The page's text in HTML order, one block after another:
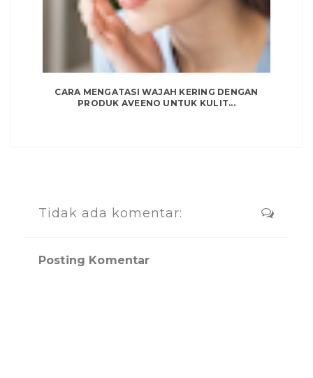
CARA MENGATASI WAJAH KERING DENGAN
PRODUK AVEENO UNTUK KULIT...
Tidak ada komentar:
Posting Komentar